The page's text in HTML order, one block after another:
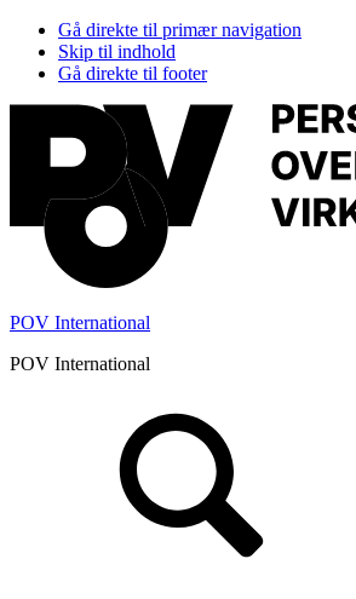
Gå direkte til primær navigation
Skip til indhold
Gå direkte til footer
POV International
POV International